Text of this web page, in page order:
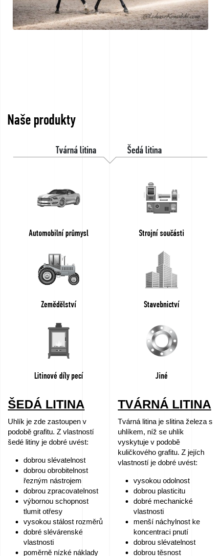
Naše produkty
Tvárná litina Šedá litina
Automobilní průmysl Strojní součásti
Zemědělství Stavebnictví
Litinové díly pecí Jiné
ŠEDÁ LITINA TVÁRNÁ LITINA
Uhlík je zde zastoupen v
podobě grafitu. Z vlastností
šedé litiny je dobré uvést:
dobrou slévatelnost
dobrou obrobitelnost
řezným nástrojem
dobrou zpracovatelnost
výbornou schopnost
tlumit otřesy
vysokou stálost rozměrů
dobré slévárenské
vlastnosti
poměrně nízké náklady
Tvárná litina je slitina železa s
uhlíkem, níž se uhlík
vyskytuje v podobě
kuličkového grafitu. Z jejích
vlastností je dobré uvést:
vysokou odolnost
dobrou plasticitu
dobré mechanické
vlastnosti
menší náchylnost ke
koncentraci pnutí
dobrou slévatelnost
dobrou těsnost